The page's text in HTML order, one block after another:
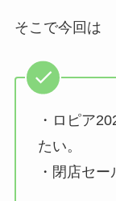
そこで今回は
・ロピア
たい。
・閉店セ